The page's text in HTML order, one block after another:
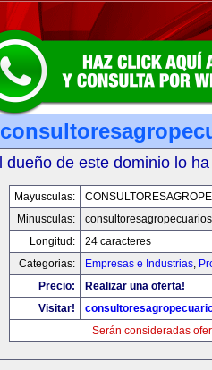
dueño de este dominio lo
Mayusculas:
Minusculas:
Longitud:
24 caracteres
Categorias:
Empresas e Industrias,
Precio:
Realizar una oferta!
Visitar!
Serán consideradas